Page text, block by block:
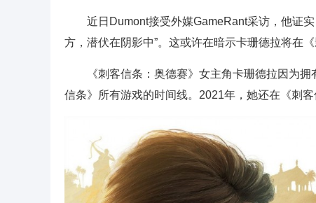
近日Dumont接受外媒GameRant采访，他证
方，潜伏在阴影中”。这或许在暗示卡珊德拉将在《
《刺客信条：奥德赛》女主角卡珊德拉因为
信条》所有游戏的时间线。2021年，她还在《刺